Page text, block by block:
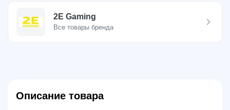
2E Gaming
Все товары бренда
Описание товара